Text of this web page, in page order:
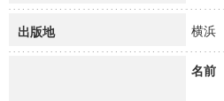
出版地 横浜
名前